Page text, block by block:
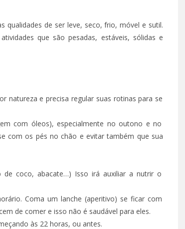
qualidades de ser leve, seco, frio, móvel e sutil.
que são pesadas, estáveis, sólidas e
natureza e precisa regular suas rotinas para se
com óleos), especialmente no outono e no
com os pés no chão e evitar também que sua
de coco, abacate…) Isso irá auxiliar a nutrir o
Coma um lanche (aperitivo) se ficar com
de comer e isso não é saudável para eles.
às 22 horas, ou antes.